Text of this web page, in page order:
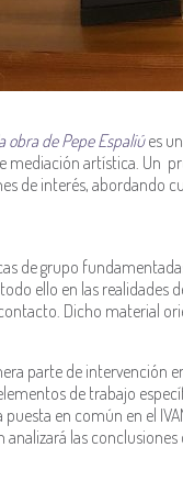
obra de Pepe Espaliúes
mediación artística. Un
de interés, abordando
de grupo
ello en las
Dicho material
parte de intervención
de trabajo
en común en el
las